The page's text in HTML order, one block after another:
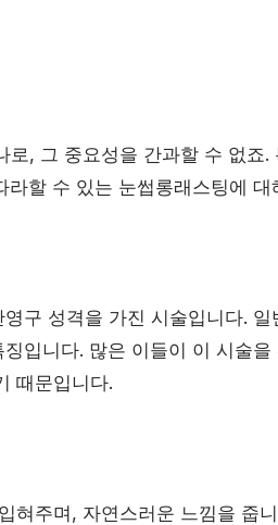
, 그 중요성을 간과할 수 없죠.
할 수 있는 눈썹롱래스팅에 대
구 성격을 가진 시술입니다. 일
입니다. 많은 이들이 이 시술
때문입니다.
혀주며, 자연스러운 느낌을 줍